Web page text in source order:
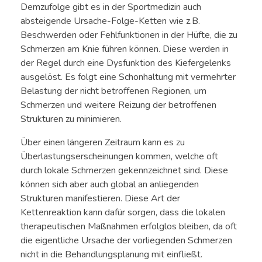
Demzufolge gibt es in der Sportmedizin auch
absteigende Ursache-Folge-Ketten wie z.B.
Beschwerden oder Fehlfunktionen in der Hüfte, die zu
Schmerzen am Knie führen können. Diese werden in
der Regel durch eine Dysfunktion des Kiefergelenks
ausgelöst. Es folgt eine Schonhaltung mit vermehrter
Belastung der nicht betroffenen Regionen, um
Schmerzen und weitere Reizung der betroffenen
Strukturen zu minimieren.
Über einen längeren Zeitraum kann es zu
Überlastungserscheinungen kommen, welche oft
durch lokale Schmerzen gekennzeichnet sind. Diese
können sich aber auch global an anliegenden
Strukturen manifestieren. Diese Art der
Kettenreaktion kann dafür sorgen, dass die lokalen
therapeutischen Maßnahmen erfolglos bleiben, da oft
die eigentliche Ursache der vorliegenden Schmerzen
nicht in die Behandlungsplanung mit einfließt.